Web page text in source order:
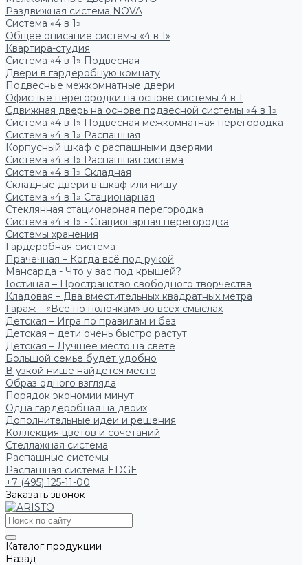
Раздвижная система NOVA
Система «4 в 1»
Общее описание системы «4 в 1»
Квартира-студия
Система «4 в 1» Подвесная
Двери в гардеробную комнату
Подвесные межкомнатные двери
Офисные перегородки на основе системы 4 в 1
Сдвижная дверь на основе подвесной системы «4 в 1»
Система «4 в 1» Подвесная межкомнатная перегородка
Система «4 в 1» Распашная
Корпусный шкаф с распашными дверями
Система «4 в 1» Распашная система
Система «4 в 1» Складная
Складные двери в шкаф или нишу
Система «4 в 1» Стационарная
Стеклянная стационарная перегородка
Система «4 в 1» - Стационарная перегородка
Системы хранения
Гардеробная система
Прачечная – Когда всё под рукой
Мансарда - Что у вас под крышей?
Гостиная – Пространство свободного творчества
Кладовая – Два вместительных квадратных метра
Гараж – «Всё по полочкам» во всех смыслах
Детская – Игра по правилам и без
Детская – дети очень быстро растут
Детская – Лучшее место на свете
Большой семье будет удобно
В узкой нише найдется место
Образ одного взгляда
Порядок экономии минут
Одна гардеробная на двоих
Дополнительные идеи и решения
Коллекция цветов и сочетаний
Стеллажная система
Распашные системы
Распашная система EDGE
+7 (495) 125-11-00
Заказать звонок
Каталог продукции
Назад